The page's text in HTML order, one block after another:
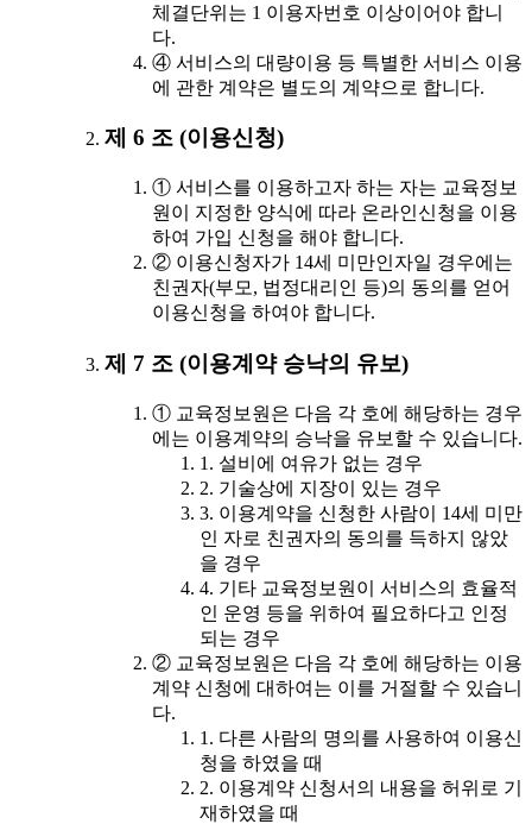
체결단위는 1 이용자번호 이상이어야 합니
다.
④ 서비스의 대량이용 등 특별한 서비스 이용
에 관한 계약은 별도의 계약으로 합니다.
제 6 조 (이용신청)
① 서비스를 이용하고자 하는 자는 교육정보
원이 지정한 양식에 따라 온라인신청을 이용
하여 가입 신청을 해야 합니다.
② 이용신청자가 14세 미만인자일 경우에는
친권자(부모, 법정대리인 등)의 동의를 얻어
이용신청을 하여야 합니다.
제 7 조 (이용계약 승낙의 유보)
① 교육정보원은 다음 각 호에 해당하는 경우
에는 이용계약의 승낙을 유보할 수 있습니다.
1. 설비에 여유가 없는 경우
2. 기술상에 지장이 있는 경우
3. 이용계약을 신청한 사람이 14세 미만
인 자로 친권자의 동의를 득하지 않았
을 경우
4. 기타 교육정보원이 서비스의 효율적
인 운영 등을 위하여 필요하다고 인정
되는 경우
② 교육정보원은 다음 각 호에 해당하는 이용
계약 신청에 대하여는 이를 거절할 수 있습니
다.
1. 다른 사람의 명의를 사용하여 이용신
청을 하였을 때
2. 이용계약 신청서의 내용을 허위로 기
재하였을 때